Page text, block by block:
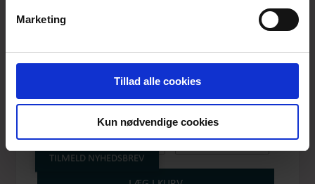
Marketing
Tillad alle cookies
Kun nødvendige cookies
GAVEKORT
Produktnummer: GAV-01-004
PrisDKK 400,-
400 kr. 1
TILMELD NYHEDSBREV